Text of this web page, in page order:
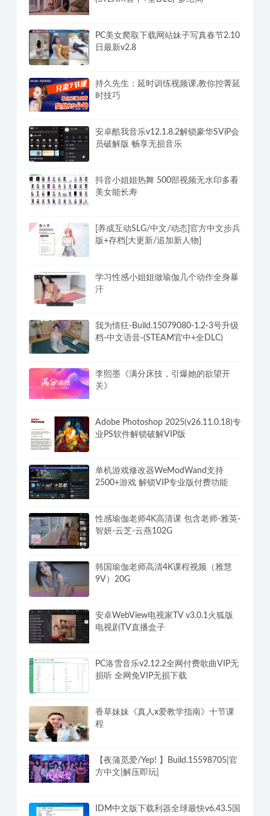
PC美女爬取下载网站妹子写真春节2.10
日最新v2.8
持久先生：延时训练视频课,教你控菁延
时技巧
安卓酷我音乐v12.1.8.2解锁豪华SViP会
员破解版 畅享无损音乐
抖音小姐姐热舞 500部视频无水印多看
美女能长寿
[养成互动SLG/中文/动态]官方中文步兵
版+存档[大更新/追加新人物]
学习性感小姐姐做瑜伽几个动作全身暴
汗
我为情狂-Build.15079080-1.2-3号升级
档-中文语音-(STEAM官中+全DLC)
李熙墨《满分床技，引爆她的欲望开
关》
Adobe Photoshop 2025(v26.11.0.18)专
业PS软件解锁破解VIP版
单机游戏修改器WeModWand支持
2500+游戏 解锁VIP专业版付费功能
性感瑜伽老师4K高清课 包含老师-雅英-
智妍-云芝-云燕102G
韩国瑜伽老师高清4K课程视频（雅慧
9V）20G
安卓WebView电视家TV v3.0.1火狐版
电视剧TV直播盒子
PC洛雪音乐v2.12.2全网付费歌曲VIP无
损听 全网免VIP无损下载
香草妹妹《真人x爱教学指南》十节课
程
【夜蒲觅爱/Yep! 】Build.15598705|官
方中文|解压即玩|
IDM中文版下载利器全球最快v6.43.5国